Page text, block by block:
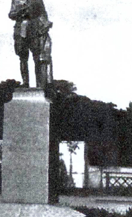
FOTO: Archív
objednávka statikom,
smerovala k
Študentskú ulicu. Prečo
občanov
už o tom, že na mieste,
horúcovod. Počul